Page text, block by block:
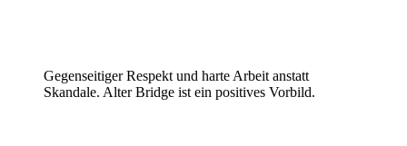
Gegenseitiger Respekt und harte Arbeit anstatt
Skandale. Alter Bridge ist ein positives Vorbild.